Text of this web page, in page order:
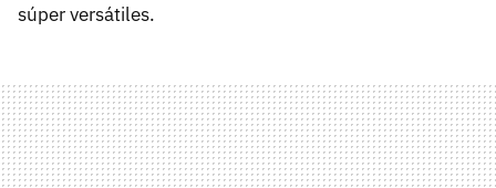
súper versátiles.